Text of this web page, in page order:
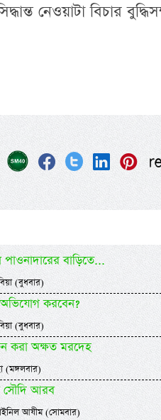
নেওয়াটা বিচার
বাড়িতে...
(বুধবার)
করবেন?
(বুধবার)
করা অক্ষত মরদেহ
সৌদি আরব
আযীম (সোমবার)